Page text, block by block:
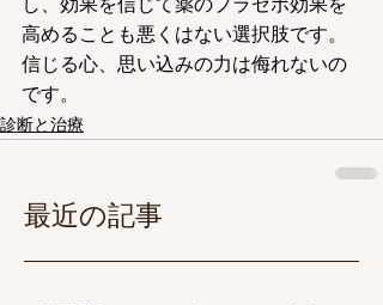
し、効果を信じて薬のプラセボ効果を
高めることも悪くはない選択肢です。
信じる心、思い込みの力は侮れないの
です。
診断と治療
最近の記事